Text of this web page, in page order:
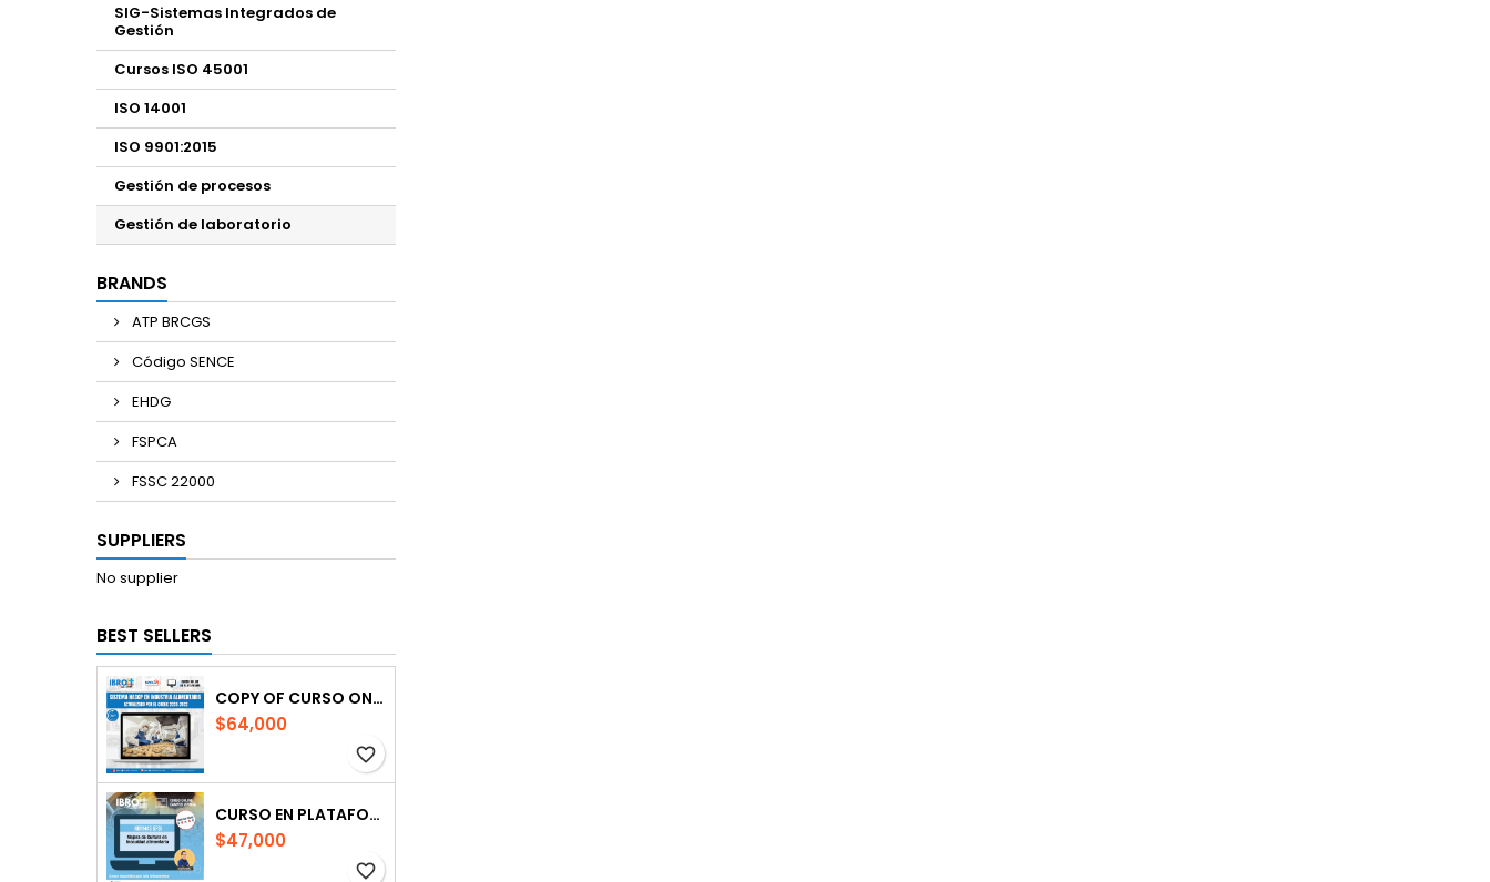
SIG-Sistemas Integrados de
Gestión
Cursos ISO 45001
ISO 14001
ISO 9901:2015
Gestión de procesos
Gestión de laboratorio
BRANDS
ATP BRCGS
Código SENCE
EHDG
FSPCA
FSSC 22000
SUPPLIERS
No supplier
BEST SELLERS
COPY OF CURSO ONLINE | SISTEMA DE HACCP
$64,000
favorite_border
CURSO EN PLATAFORMA| PROGRAMA DE MEJORA DE CULTURA DE CALIDAD E INOCUIDAD ALIMENTARIA
$47,000
favorite_border